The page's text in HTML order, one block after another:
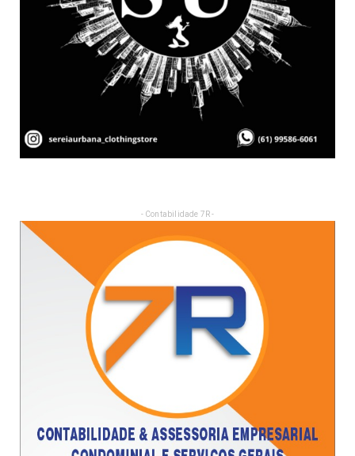
- Contabilidade 7R -